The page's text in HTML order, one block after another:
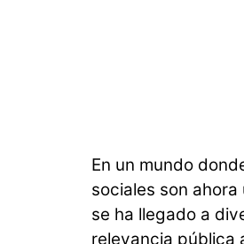
En un mundo
sociales son
se ha llegado a
relevancia pública